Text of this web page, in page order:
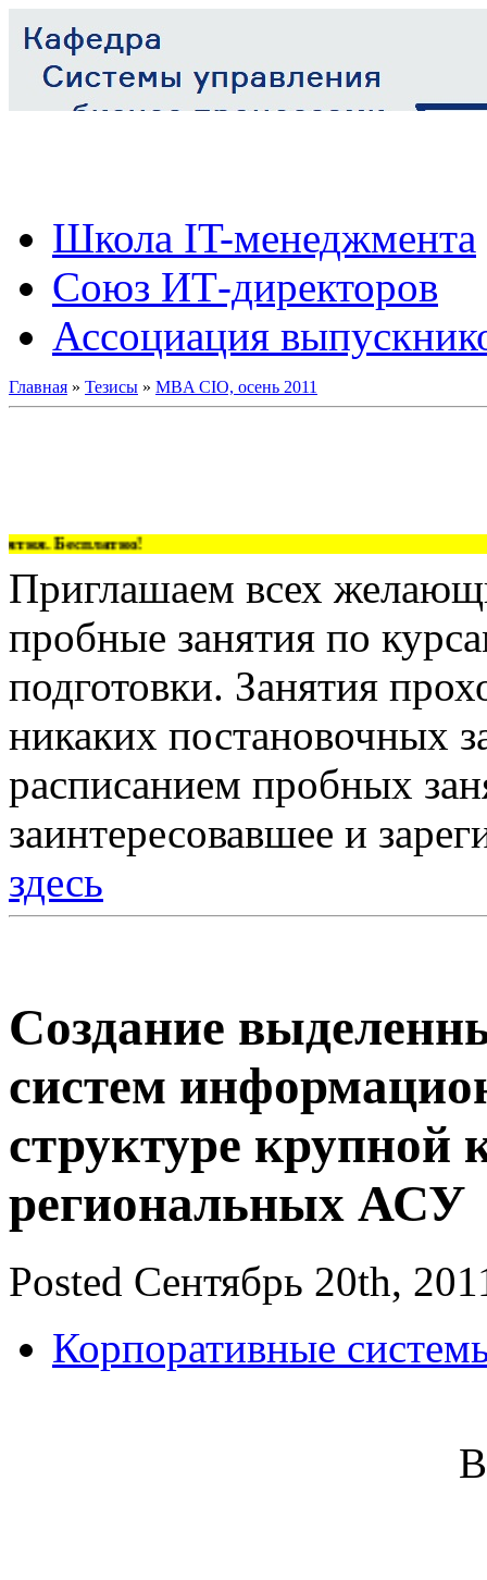
Школа IT-менеджмента
Союз ИТ-директоров
Ассоциация
Главная » Тезисы » MBA CIO, осень 2011
Бесплатно!
Приглашаем всех
пробные занятия по
подготовки. Занятия
никаких постановочных
расписанием пробных
заинтересовавшее и
здесь
Создание
систем
структуре крупной
региональных АСУ
Posted Сентябрь 20th,
Корпоративные